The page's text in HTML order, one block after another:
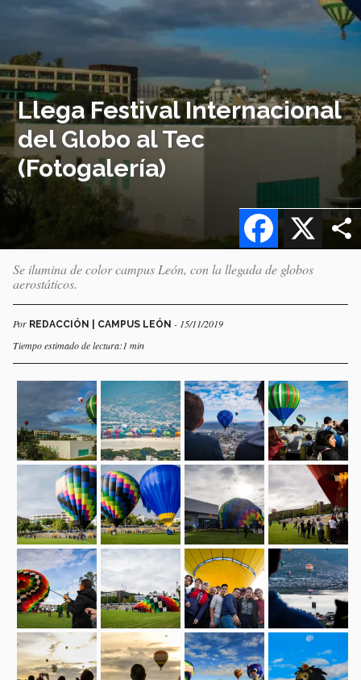
Llega Festival Internacional
del Globo al Tec
(Fotogalería)
X
Facebook
Se ilumina de color campus León, con la llegada de globos
aerostáticos.
Por REDACCIÓN | CAMPUS LEÓN - 15/11/2019
Tiempo estimado de lectura:1 min